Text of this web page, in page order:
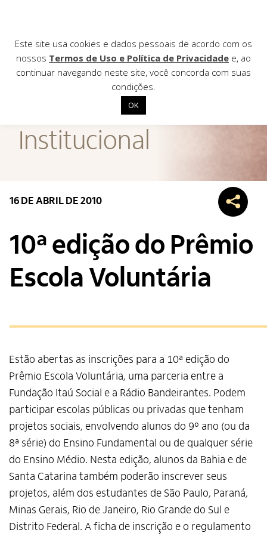
Institucional
Contato
Institucional
16 DE ABRIL DE 2010
10ª edição do Prêmio
Escola Voluntária
Estão abertas as inscrições para a 10ª edição do
Prêmio Escola Voluntária, uma parceria entre a
Fundação Itaú Social e a Rádio Bandeirantes. Podem
participar escolas públicas ou privadas que tenham
projetos sociais, envolvendo alunos do 9º ano (ou da
8ª série) do Ensino Fundamental ou de qualquer série
do Ensino Médio. Nesta edição, alunos da Bahia e de
Santa Catarina também poderão inscrever seus
projetos, além dos estudantes de São Paulo, Paraná,
Minas Gerais, Rio de Janeiro, Rio Grande do Sul e
Distrito Federal. A ficha de inscrição e o regulamento
Este site usa cookies e dados pessoais de acordo com os
nossos Termos de Uso e Política de Privacidade e, ao
continuar navegando neste site, você concorda com suas
condições.
OK